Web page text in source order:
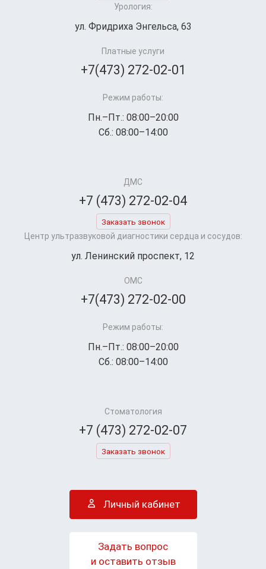
Урология:
ул. Фридриха Энгельса, 63
Платные услуги
+7(473) 272-02-01
Режим работы:
Пн.–Пт.: 08:00–20:00
Сб.: 08:00–14:00
ДМС
+7 (473) 272-02-04
Заказать звонок
Центр ультразвуковой диагностики сердца и сосудов:
ул. Ленинский проспект, 12
ОМС
+7(473) 272-02-00
Режим работы:
Пн.–Пт.: 08:00–20:00
Сб.: 08:00–14:00
Стоматология
+7 (473) 272-02-07
Заказать звонок
Личный кабинет
Задать вопрос
и оставить отзыв